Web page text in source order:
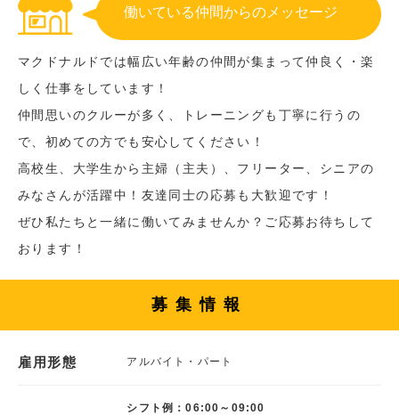
働いている仲間からのメッセージ
マクドナルドでは幅広い年齢の仲間が集まって仲良く・楽
しく仕事をしています！
仲間思いのクルーが多く、トレーニングも丁寧に行うの
で、初めての方でも安心してください！
高校生、大学生から主婦（主夫）、フリーター、シニアの
みなさんが活躍中！友達同士の応募も大歓迎です！
ぜひ私たちと一緒に働いてみませんか？ご応募お待ちして
おります！
募集情報
雇用形態 アルバイト・パート
シフト例：06:00～09:00